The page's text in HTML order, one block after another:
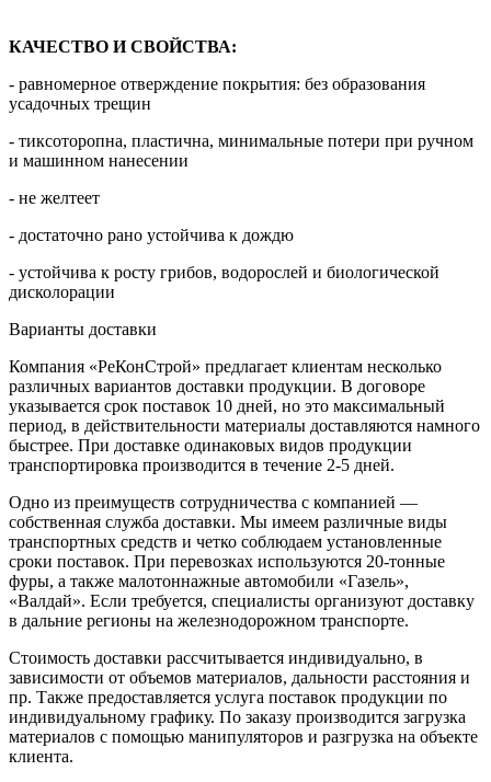
КАЧЕСТВО И СВОЙСТВА:
- равномерное отверждение покрытия: без образования
усадочных трещин
- тиксоторопна, пластична, минимальные потери при ручном
и машинном нанесении
- не желтеет
- достаточно рано устойчива к дождю
- устойчива к росту грибов, водорослей и биологической
дисколорации
Варианты доставки
Компания «РеКонСтрой» предлагает клиентам несколько
различных вариантов доставки продукции. В договоре
указывается срок поставок 10 дней, но это максимальный
период, в действительности материалы доставляются намного
быстрее. При доставке одинаковых видов продукции
транспортировка производится в течение 2-5 дней.
Одно из преимуществ сотрудничества с компанией —
собственная служба доставки. Мы имеем различные виды
транспортных средств и четко соблюдаем установленные
сроки поставок. При перевозках используются 20-тонные
фуры, а также малотоннажные автомобили «Газель»,
«Валдай». Если требуется, специалисты организуют доставку
в дальние регионы на железнодорожном транспорте.
Стоимость доставки рассчитывается индивидуально, в
зависимости от объемов материалов, дальности расстояния и
пр. Также предоставляется услуга поставок продукции по
индивидуальному графику. По заказу производится загрузка
материалов с помощью манипуляторов и разгрузка на объекте
клиента.